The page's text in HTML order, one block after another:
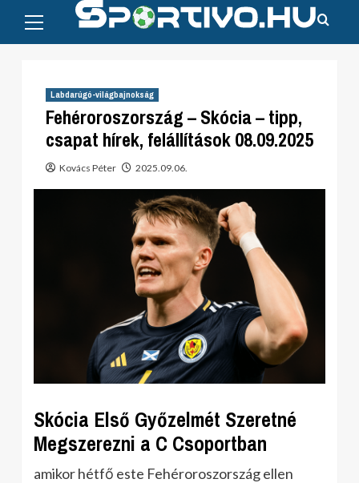
content
Menu
Labdarúgó-világbajnokság
Fehéroroszország – Skócia – tipp,
csapat hírek, felállítások 08.09.2025
Kovács Péter 2025.09.06.
Skócia Első Győzelmét Szeretné
Megszerezni a C Csoportban
amikor hétfő este Fehéroroszország ellen